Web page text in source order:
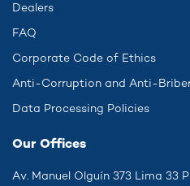
Dealers
FAQ
Corporate Code of Ethics
Anti-Corruption and Anti-
Data Processing Policies
Our Offices
Av. Manuel Olguín 373 Lima 33